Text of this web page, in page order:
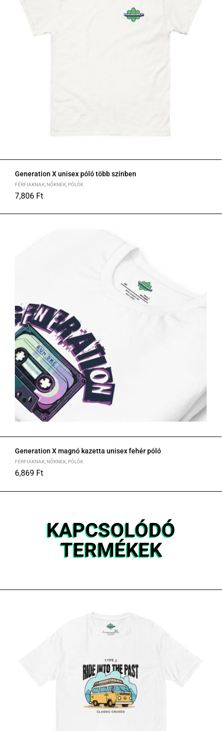
Generation X unisex póló több színben
FÉRFIAKNAK, NŐKNEK, PÓLÓK
7,806 Ft
Generation X magnó kazetta unisex fehér póló
FÉRFIAKNAK, NŐKNEK, PÓLÓK
6,869 Ft
KAPCSOLÓDÓ
TERMÉKEK